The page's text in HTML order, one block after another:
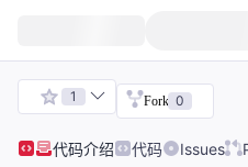
1 Fork 0
代码介绍 代码 Issues